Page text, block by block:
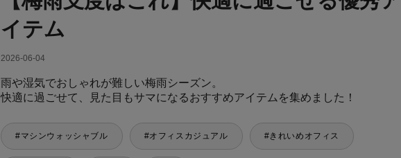
イテム
2026-06-04
雨や湿気でおしゃれが難しい梅雨シーズン。
快適に過ごせて、見た目もサマになるおすすめアイテムを集めました！
マシンウォッシャブル オフィスカジュアル きれいめオフィス